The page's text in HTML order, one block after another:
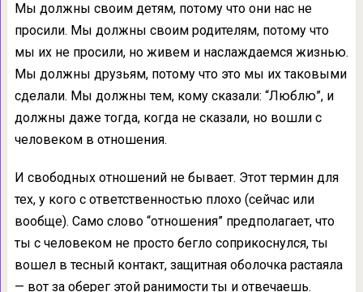
Мы должны своим детям, потому что они нас не
просили. Мы должны своим родителям, потому что
мы их не просили, но живем и наслаждаемся жизнью.
Мы должны друзьям, потому что это мы их таковыми
сделали. Мы должны тем, кому сказали: “Люблю”, и
должны даже тогда, когда не сказали, но вошли с
человеком в отношения.
И свободных отношений не бывает. Этот термин для
тех, у кого с ответственностью плохо (сейчас или
вообще). Само слово “отношения” предполагает, что
ты с человеком не просто бегло соприкоснулся, ты
вошел в тесный контакт, защитная оболочка растаяла
— вот за оберег этой ранимости ты и отвечаешь.